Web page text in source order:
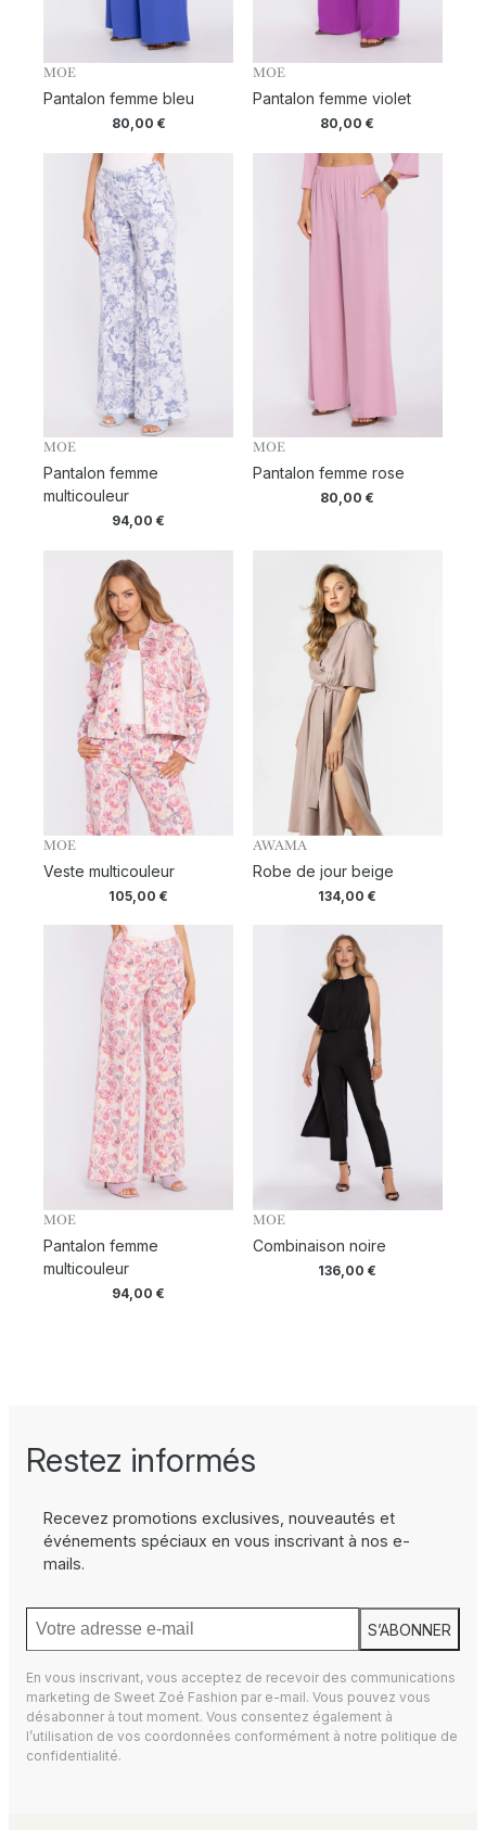
MOE
Pantalon femme bleu
80,00 €
MOE
Pantalon femme violet
80,00€
MOE
Pantalon femme
multicouleur
94,00€
MOE
Pantalon femme rose
80,00€
MOE
Veste multicouleur
105,00€
AWAMA
Robe de jour beige
134,00€
MOE
Pantalon femme
multicouleur
94,00€
MOE
Combinaison noire
136,00€
Restez informés
Recevez promotions exclusives, nouveautés et
événements spéciaux en vous inscrivant à nos e-
mails.
S’ABONNER
En vous inscrivant, vous acceptez de recevoir des communications
marketing de Sweet Zoé Fashion par e-mail. Vous pouvez vous
désabonner à tout moment. Vous consentez également à
l’utilisation de vos coordonnées conformément à notre politique de
confidentialité.